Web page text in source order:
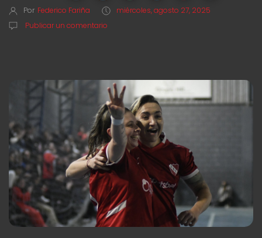
Por Federico Fariña
miércoles, agosto 27, 2025
Publicar un comentario